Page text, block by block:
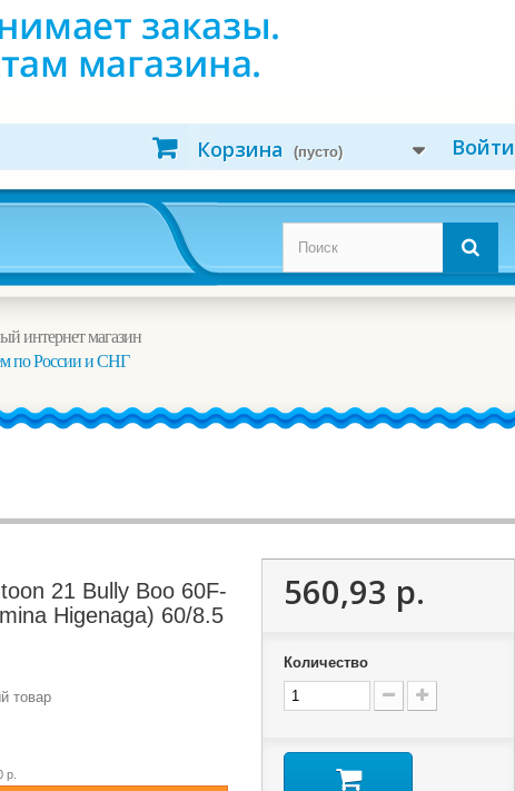
Войти
Корзина (пусто)
интернет магазин
по России и СНГ
21 Bully Boo 60F-
Higenaga) 60/8.5
товар
р.
560,93 р.
Количество